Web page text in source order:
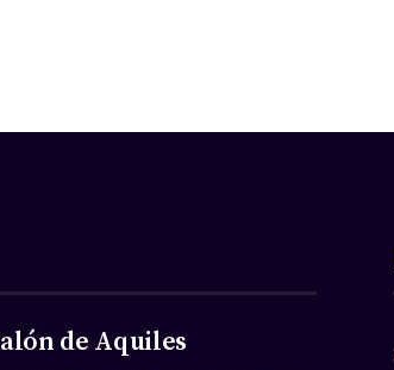
de Aquiles